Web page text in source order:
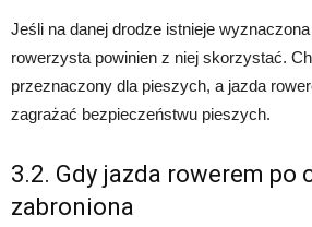
Jeśli na danej drodze istnieje
rowerzysta powinien z niej skorzystać.
przeznaczony dla pieszych, a jazda
zagrażać bezpieczeństwu pieszych.
3.2. Gdy jazda rowerem po
zabroniona